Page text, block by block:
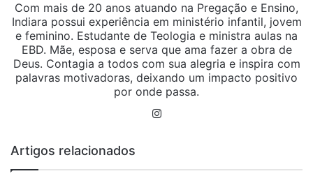
Com mais de 20 anos atuando na Pregação e Ensino,
Indiara possui experiência em ministério infantil, jovem
e feminino. Estudante de Teologia e ministra aulas na
EBD. Mãe, esposa e serva que ama fazer a obra de
Deus. Contagia a todos com sua alegria e inspira com
palavras motivadoras, deixando um impacto positivo
por onde passa.
Artigos relacionados